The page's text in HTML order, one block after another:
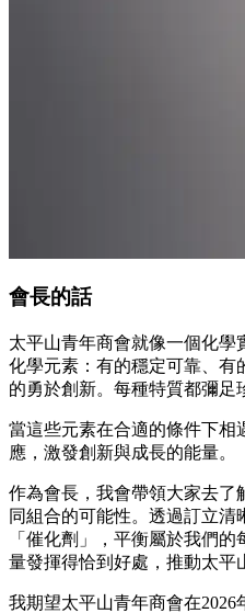
會長的話
太平山青年商會就像一個化學
化學元素：有的穩定可靠、有
的勇於創新。每種特質都彌足
當這些元素在合適的條件下相
應，激發創新與成長的能量。
作為會長，我會帶領大家去了
同組合的可能性。透過訂立
「催化劑」，平衡屬於我們
量發揮得恰到好處，推動太平
我期望太平山青年商會在